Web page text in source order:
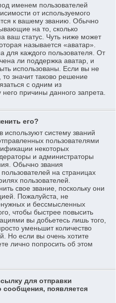
именем пользователей
от используемого
к вашему званию. Обычно
на то, сколько
ваш статус. Чуть ниже может
называется «аватар».
для каждого пользователя. От
ли поддержка аватар, и
использованы. Если вы не
значит таково решение
с одним из
причины данного запрета.
его?
систему званий
пользователями
некоторых
и администраторы
Обычно звания
на страницах
пользователей.
свое звание, поскольку они
Пожалуйста, не
и бессмысленных
чтобы быстрее повысить
вы добьетесь лишь того,
уменьшит количество
Но если вы очень хотите
лично попросить об этом
для отправки
сообщения, появляется